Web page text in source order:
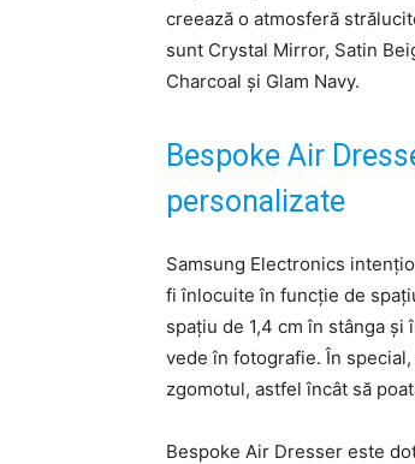
creează o atmosferă
sunt Crystal Mirror, Satin
Charcoal și Glam Navy.
Bespoke Air
personalizate
Samsung Electronics
fi înlocuite în funcție de
spațiu de 1,4 cm în stânga
vede în fotografie. În
zgomotul, astfel încât să
Bespoke Air Dresser este